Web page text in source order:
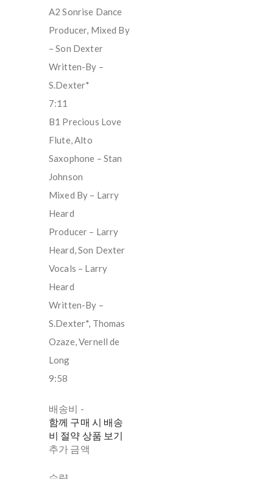
A2 Sonrise Dance
Producer, Mixed By
– Son Dexter
Written-By –
S.Dexter*
7:11
B1 Precious Love
Flute, Alto
Saxophone – Stan
Johnson
Mixed By – Larry
Heard
Producer – Larry
Heard, Son Dexter
Vocals – Larry
Heard
Written-By –
S.Dexter*, Thomas
Ozaze, Vernell de
Long
9:58
배송비 -
함께 구매 시 배송
비 절약 상품 보기
추가 금액